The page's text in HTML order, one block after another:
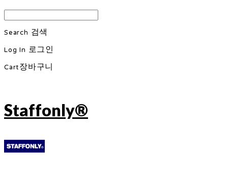
Search 검색
Log In 로그인
Cart장바구니
Staffonly®